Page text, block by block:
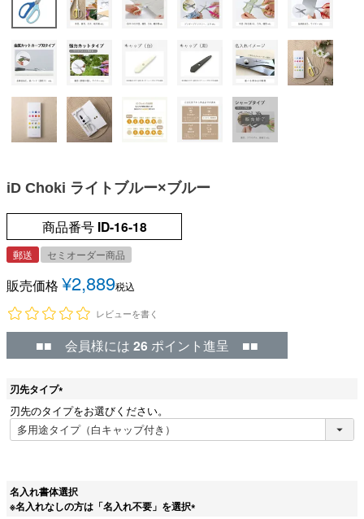
iD Choki ライトブルー×ブルー
商品番号 ID-16-18
郵送 セミオーダー商品
販売価格 ¥2,889税込
レビューを書く
■■ 会員様には 26 ポイント進呈 ■■
刃先タイプ
(
必
須
刃先のタイプをお選びください。
名入れ書体選択
※名入れなしの方は「名入れ不要」を選択